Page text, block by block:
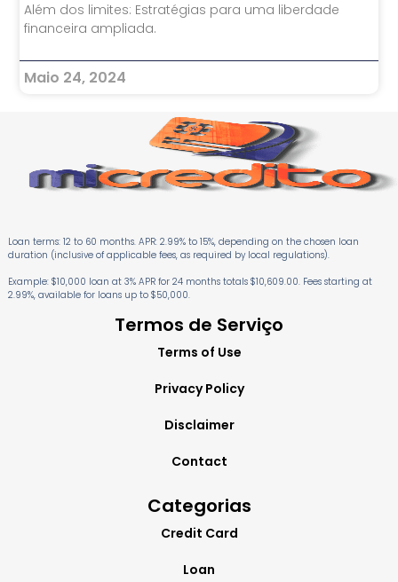
Além dos limites: Estratégias para uma liberdade
financeira ampliada.
Maio 24, 2024
Loan terms: 12 to 60 months. APR: 2.99% to 15%, depending on the chosen loan
duration (inclusive of applicable fees, as required by local regulations).
Example: $10,000 loan at 3% APR for 24 months totals $10,609.00. Fees starting at
2.99%, available for loans up to $50,000.
Termos de Serviço
Terms of Use
Privacy Policy
Disclaimer
Contact
Categorias
Credit Card
Loan